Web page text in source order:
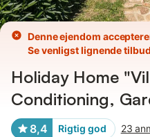
Denne ejendom
Se venligst lignende
Holiday Home
Conditioning,
8,4 Rigtig god 23